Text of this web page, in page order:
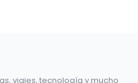
viajes, tecnología y mucho